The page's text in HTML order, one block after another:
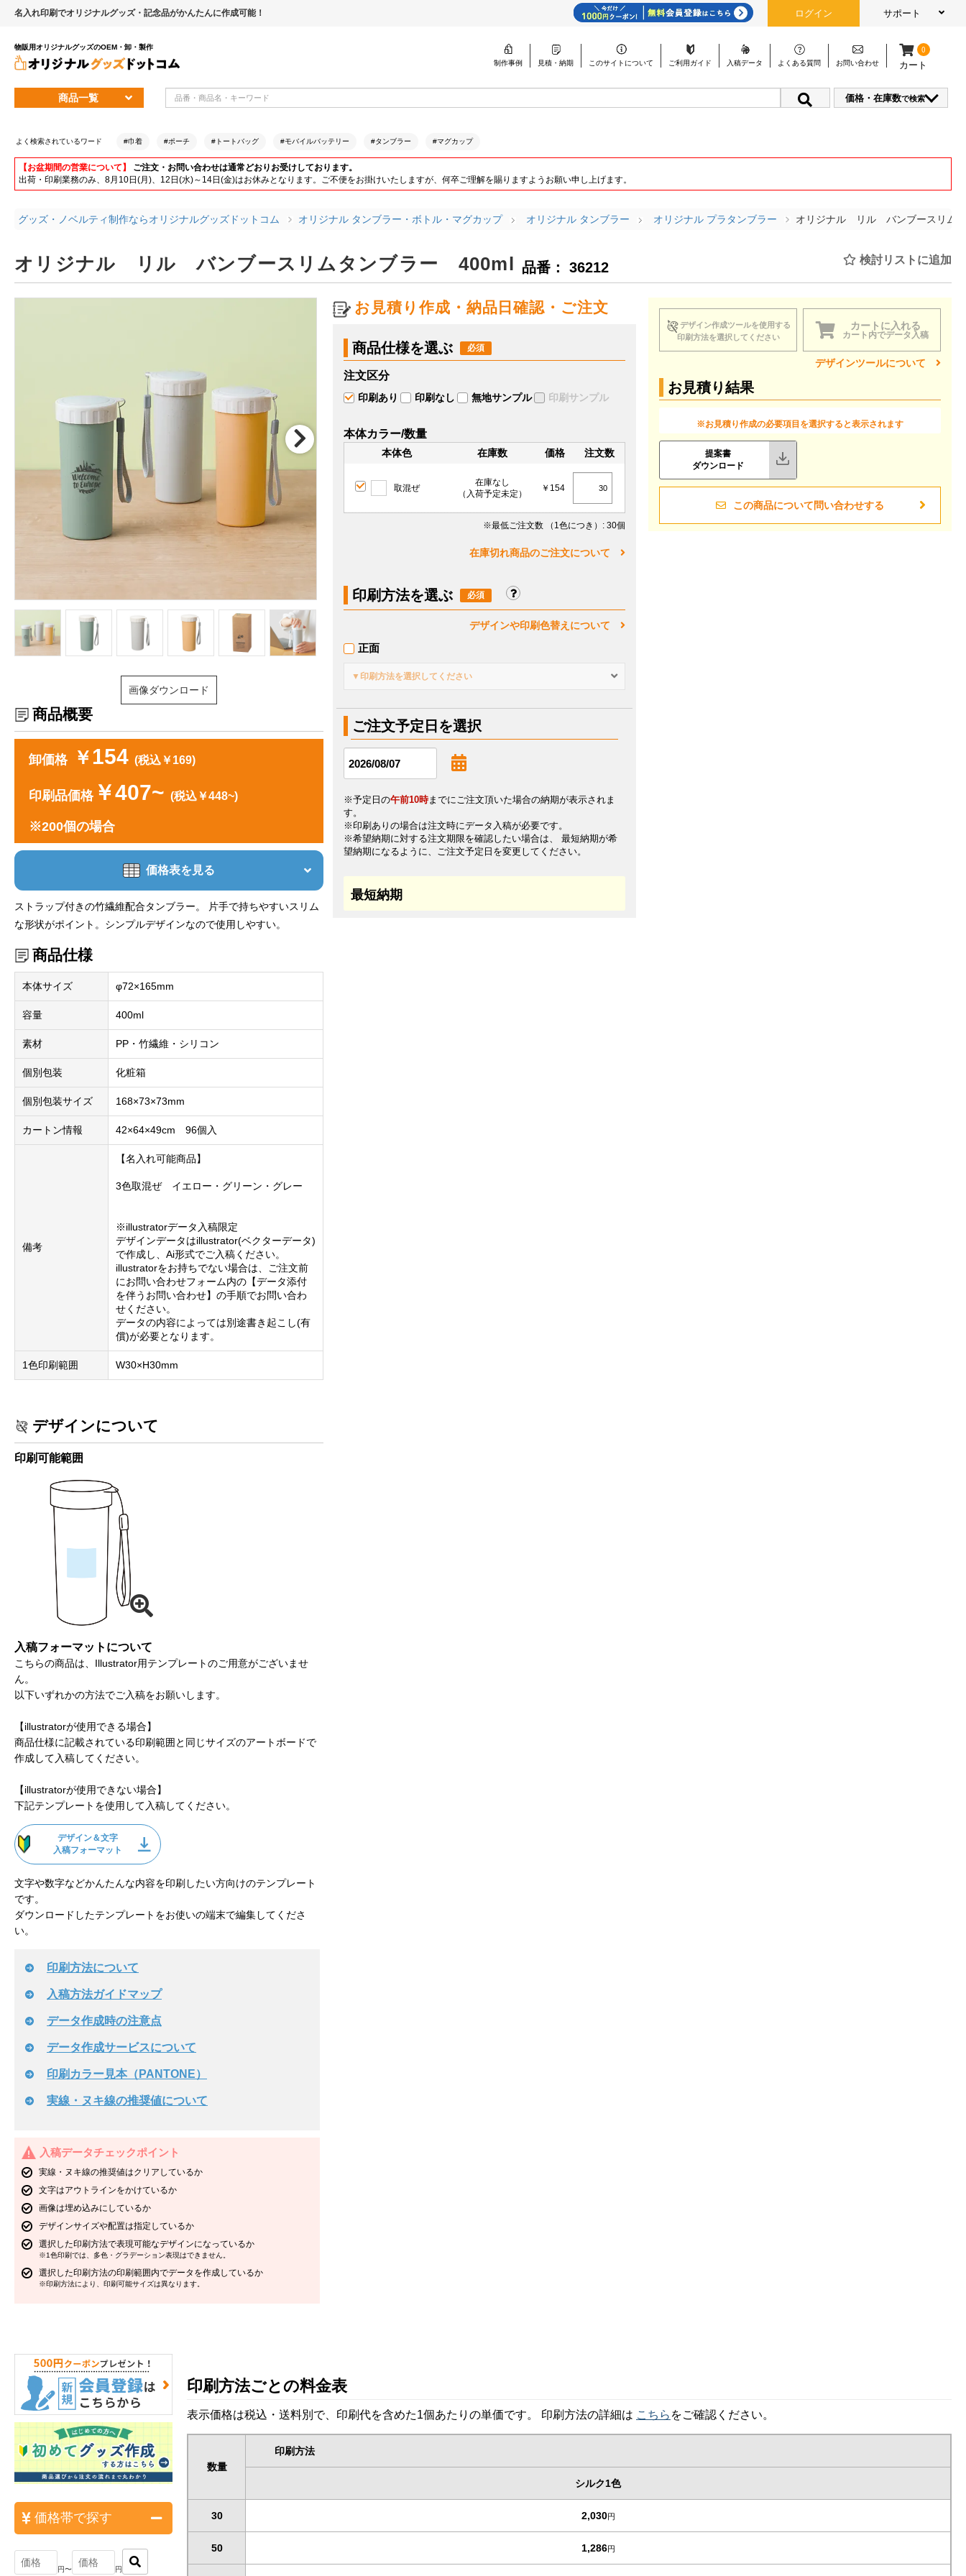
名入れ印刷でオリジナルグッズ・記念品がかんたんに作成可能！ ログイン サポート
物販用オリジナルグッズのOEM・卸・製作
制作事例
見積・納期 このサイトについて ご利用ガイド 入稿データ よくある質問 お問い合わせ
0
カート
商品一覧 価格・在庫数で検索
よく検索されているワード #巾着 #ポーチ #トートバッグ #モバイルバッテリー #タンブラー #マグカップ
【お盆期間の営業について】
ご注文・お問い合わせは通常どおりお受けしております。
出荷・印刷業務のみ、8月10日(月)、12日(水)～14日(金)はお休みとなります。ご不便をお掛けいたしますが、何卒ご理解を賜りますようお願い申し上げます。
グッズ・ノベルティ制作ならオリジナルグッズドットコム オリジナル タンブラー・ボトル・マグカップ オリジナル タンブラー オリジナル プラタンブラー オリジナル リル バンブースリム
オリジナル リル バンブースリムタンブラー 400ml 品番： 36212 検討リストに追加
画像ダウンロード
商品概要
卸価格 ￥154 (税込￥169)
印刷品価格￥407~ (税込￥448~)
※200個の場合
価格表を見る
ストラップ付きの竹繊維配合タンブラー。 片手で持ちやすいスリム
な形状がポイント。シンプルデザインなので使用しやすい。
商品仕様
本体サイズ φ72×165mm
容量 400ml
素材 PP・竹繊維・シリコン
個別包装 化粧箱
個別包装サイズ 168×73×73mm
カートン情報 42×64×49cm 96個入
備考
【名入れ可能商品】
3色取混ぜ イエロー・グリーン・グレー
※illustratorデータ入稿限定
デザインデータはillustrator(ベクターデータ)
で作成し、Ai形式でご入稿ください。
illustratorをお持ちでない場合は、ご注文前
にお問い合わせフォーム内の【データ添付
を伴うお問い合わせ】の手順でお問い合わ
せください。
データの内容によっては別途書き起こし(有
償)が必要となります。
1色印刷範囲 W30×H30mm
デザインについて
印刷可能範囲
入稿フォーマットについて
こちらの商品は、Illustrator用テンプレートのご用意がございませ
ん。
以下いずれかの方法でご入稿をお願いします。
【illustratorが使用できる場合】
商品仕様に記載されている印刷範囲と同じサイズのアートボードで
作成して入稿してください。
【illustratorが使用できない場合】
下記テンプレートを使用して入稿してください。
デザイン＆文字
入稿フォーマット
文字や数字などかんたんな内容を印刷したい方向けのテンプレート
です。
ダウンロードしたテンプレートをお使いの端末で編集してくださ
い。
印刷方法について
入稿方法ガイドマップ
データ作成時の注意点
データ作成サービスについて
印刷カラー見本（PANTONE）
実線・ヌキ線の推奨値について
入稿データチェックポイント
実線・ヌキ線の推奨値はクリアしているか
文字はアウトラインをかけているか
画像は埋め込みにしているか
デザインサイズや配置は指定しているか
選択した印刷方法で表現可能なデザインになっているか
※1色印刷では、多色・グラデーション表現はできません。
選択した印刷方法の印刷範囲内でデータを作成しているか
※印刷方法により、印刷可能サイズは異なります。
お見積り作成・納品日確認・ご注文
商品仕様を選ぶ
注文区分
印刷あり 印刷なし 無地サンプル 印刷サンプル
本体カラー/数量
本体色 在庫数 価格 注文数
取混ぜ
在庫なし
（入荷予定未定）
￥154
※最低ご注文数 （1色につき） : 30個
在庫切れ商品のご注文について
印刷方法を選ぶ
デザインや印刷色替えについて
正面
▼印刷方法を選択してください
ご注文予定日を選択
※予定日の午前10時までにご注文頂いた場合の納期が表示されま
す。
※印刷ありの場合は注文時にデータ入稿が必要です。
※希望納期に対する注文期限を確認したい場合は、 最短納期が希
望納期になるように、ご注文予定日を変更してください。
最短納期
デザイン作成ツールを使用する
印刷方法を選択してください
カートに入れる
カート内でデータ入稿
デザインツールについて
お見積り結果
※お見積り作成の必要項目を選択すると表示されます
提案書
ダウンロード
この商品について問い合わせする
価格帯で探す
円〜 円
印刷方法ごとの料金表
表示価格は税込・送料別で、印刷代を含めた1個あたりの単価です。 印刷方法の詳細は こちら をご確認ください。
数量
印刷方法
シルク1色
30 2,030円
50 1,286円